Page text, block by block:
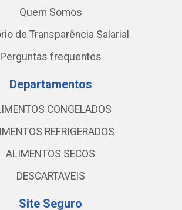
Quem Somos
de Transparência Salarial
Perguntas frequentes
Departamentos
CONGELADOS
REFRIGERADOS
ALIMENTOS SECOS
DESCARTAVEIS
Site Seguro